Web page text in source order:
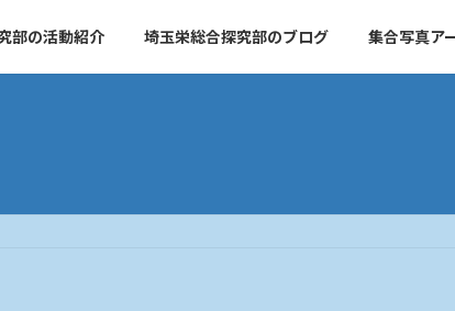
部の活動紹介 埼玉栄総合探究部のブログ 集合写真ア